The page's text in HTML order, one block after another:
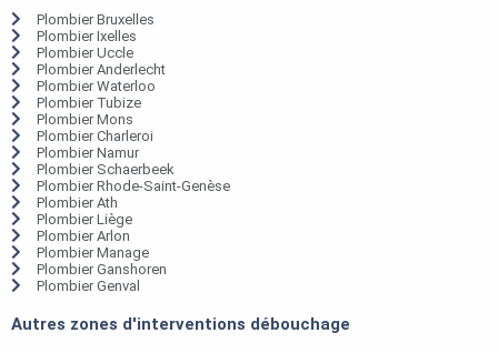
Plombier Bruxelles
Plombier Ixelles
Plombier Uccle
Plombier Anderlecht
Plombier Waterloo
Plombier Tubize
Plombier Mons
Plombier Charleroi
Plombier Namur
Plombier Schaerbeek
Plombier Rhode-Saint-Genèse
Plombier Ath
Plombier Liège
Plombier Arlon
Plombier Manage
Plombier Ganshoren
Plombier Genval
Autres zones d'interventions débouchage